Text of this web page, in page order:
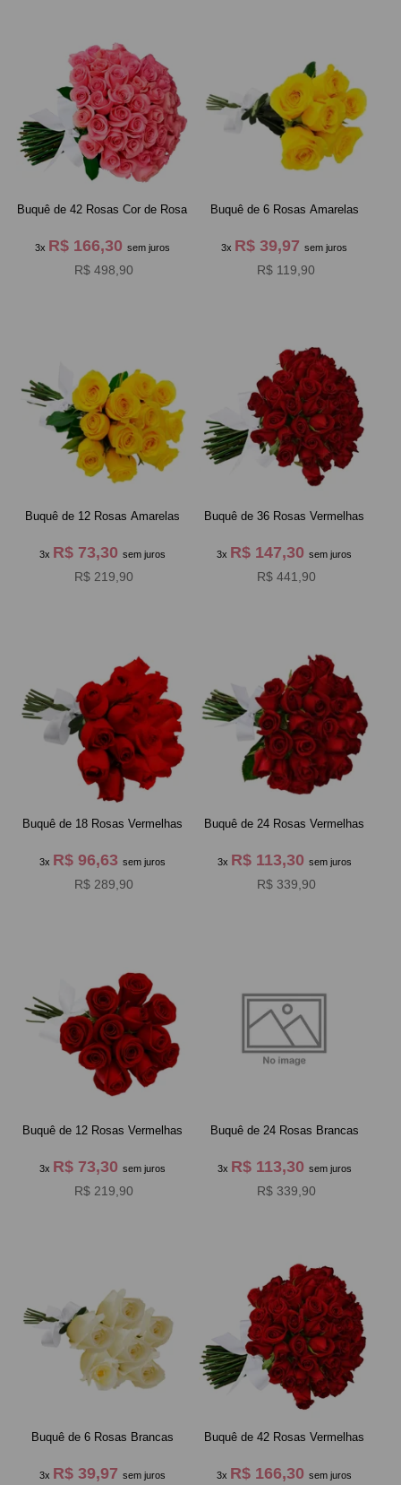
Buquê de 42 Rosas Cor de Rosa
3x R$ 166,30 sem juros
R$ 498,90
Buquê de 6 Rosas Amarelas
3x R$ 39,97sem juros
R$ 119,90
Buquê de 12 Rosas Amarelas
3x R$ 73,30 sem juros
R$ 219,90
Buquê de 36 Rosas Vermelhas
3x R$ 147,30sem juros
R$ 441,90
Buquê de 18 Rosas Vermelhas
3x R$ 96,63 sem juros
R$ 289,90
Buquê de 24 Rosas Vermelhas
3x R$ 113,30 sem juros
R$ 339,90
Buquê de 12 Rosas Vermelhas
3x R$ 73,30 sem juros
R$ 219,90
Buquê de 24 Rosas Brancas
3x R$ 113,30 sem juros
R$ 339,90
Buquê de 6 Rosas Brancas
3x R$ 39,97 sem juros
Buquê de 42 Rosas Vermelhas
3x R$ 166,30sem juros